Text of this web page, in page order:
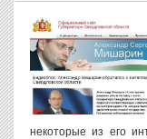
некоторые из его